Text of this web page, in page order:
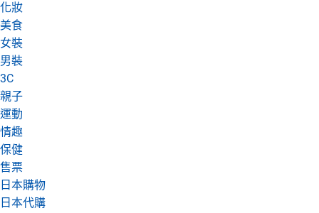
化妝
美食
女裝
男裝
3C
親子
運動
情趣
保健
售票
日本購物
日本代購